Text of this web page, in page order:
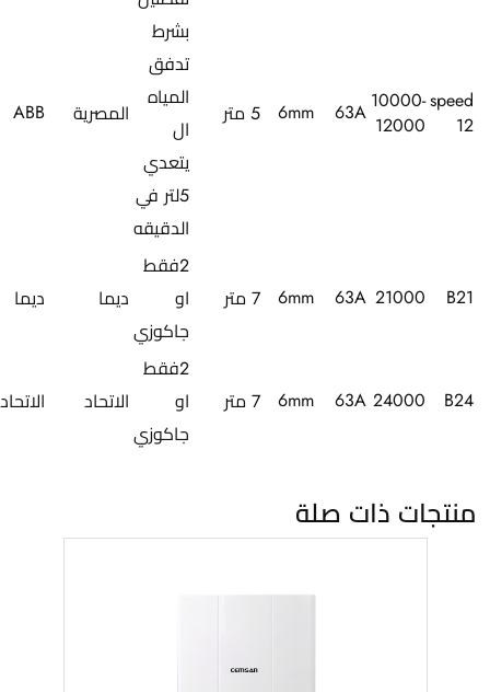
speed
12
10000-
12000
63A
6mm 5 متر
بشرط
تدفق
المياه
ال
يتعدي
5لتر في
الدقيقه
المصرية ABB
B21
21000
63A
6mm 7 متر
2فقط
او
جاكوزي
ديما ديما
B24
24000
63A
6mm 7 متر
2فقط
او
جاكوزي
الاتحاد الاتحاد
منتجات ذات صلة